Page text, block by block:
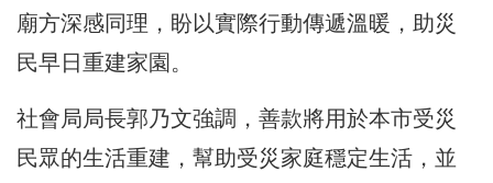
廟方深感同理，盼以實際行動傳遞溫暖，助災
民早日重建家園。
社會局局長郭乃文強調，善款將用於本市受災
民眾的生活重建，幫助受災家庭穩定生活，並